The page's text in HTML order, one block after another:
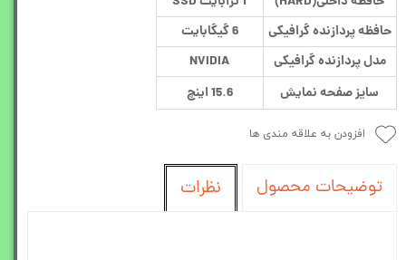
حافظه پردازنده گرافیکی
6 گیگابایت
مدل پردازنده گرافیکی
NVIDIA
سایز صفحه نمایش
15.6 اینچ
افزودن به علاقه مندی ها
توضیحات محصول نظرات